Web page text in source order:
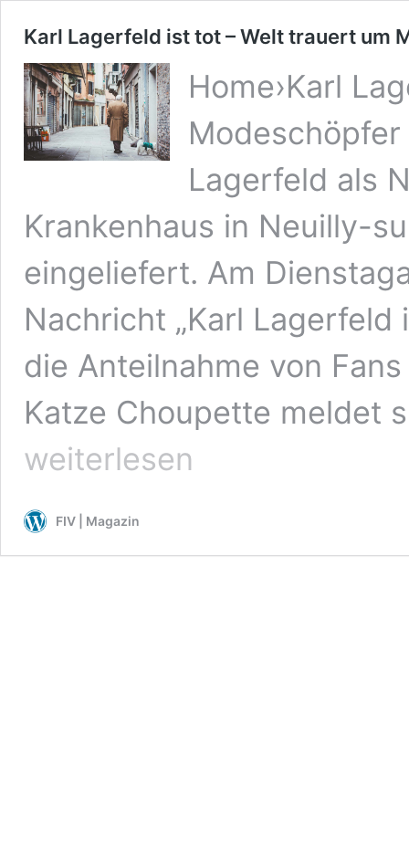
Karl Lagerfeld ist tot – Welt trauert um
Home›Karl
Lagerfeld als
Krankenhaus in Neuilly-
eingeliefert. Am
Nachricht „Karl
die Anteilnahme von
Katze Choupette meldet
weiterlesen
FIV | Magazin